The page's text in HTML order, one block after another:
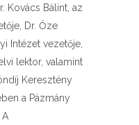
Kovács Bálint, az
Dr. Őze
Intézet vezetője,
lektor, valamint
Keresztény
a Pázmány